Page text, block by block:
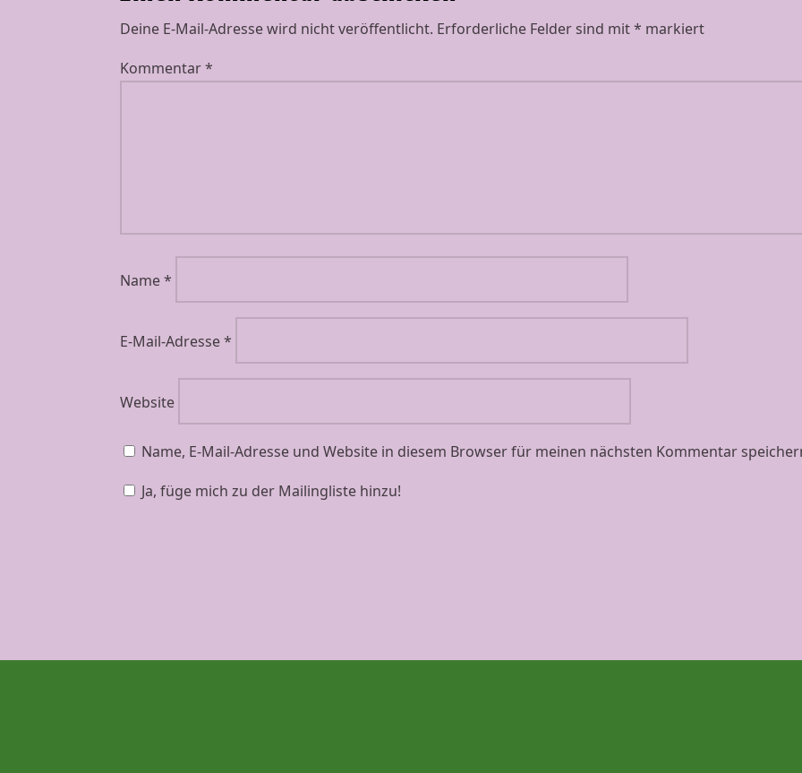
Deine E-Mail-Adresse wird nicht veröffentlicht. Erforderliche Felder sind mit* markiert
Kommentar*
Name*
E-Mail-Adresse*
Website
Name, E-Mail-Adresse und Website in diesem Browser für meinen nächsten Kommentar
Ja, füge mich zu der Mailingliste hinzu!